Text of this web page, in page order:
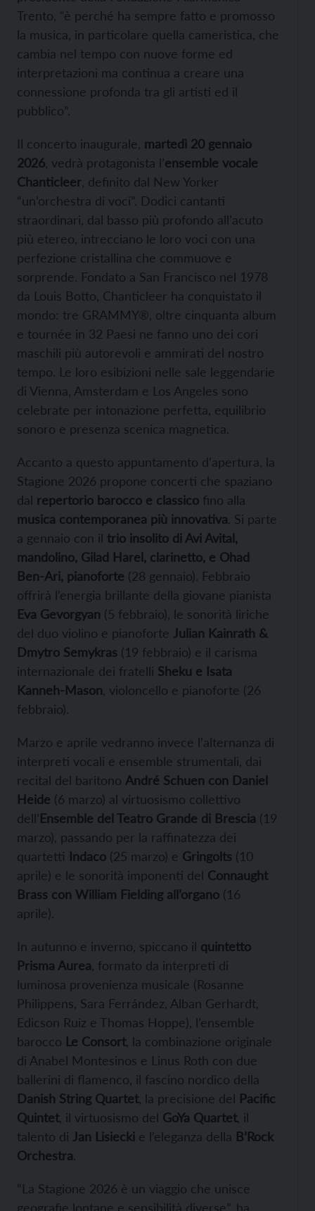
Trento, “è perché ha sempre fatto e promosso
la musica, in particolare quella cameristica, che
cambia nel tempo con nuove forme ed
interpretazioni ma continua a creare una
connessione profonda tra gli artisti ed il
pubblico”.
Il concerto inaugurale, martedì 20 gennaio
2026 , vedrà protagonista l’ensemble vocale
Chanticleer , definito dal New Yorker
“un’orchestra di voci”. Dodici cantanti
straordinari, dal basso più profondo all’acuto
più etereo, intrecciano le loro voci con una
perfezione cristallina che commuove e
sorprende. Fondato a San Francisco nel 1978
da Louis Botto, Chanticleer ha conquistato il
mondo: tre GRAMMY®, oltre cinquanta album
e tournée in 32 Paesi ne fanno uno dei cori
maschili più autorevoli e ammirati del nostro
tempo. Le loro esibizioni nelle sale leggendarie
di Vienna, Amsterdam e Los Angeles sono
celebrate per intonazione perfetta, equilibrio
sonoro e presenza scenica magnetica.
Accanto a questo appuntamento d’apertura, la
Stagione 2026 propone concerti che spaziano
dal repertorio barocco e classico fino alla
musica contemporanea più innovativa. Si parte
a gennaio con il trio insolito di Avi Avital,
mandolino, Gilad Harel, clarinetto, e Ohad
Ben-Ari, pianoforte (28 gennaio). Febbraio
offrirà l’energia brillante della giovane pianista
Eva Gevorgyan (5 febbraio), le sonorità liriche
del duo violino e pianoforte Julian Kainrath &
Dmytro Semykras (19 febbraio) e il carisma
internazionale dei fratelli Sheku e Isata
Kanneh-Mason , violoncello e pianoforte (26
febbraio).
Marzo e aprile vedranno invece l’alternanza di
interpreti vocali e ensemble strumentali, dai
recital del baritono André Schuen con Daniel
Heide (6 marzo) al virtuosismo collettivo
dell’Ensemble del Teatro Grande di Brescia (19
marzo), passando per la raffinatezza dei
quartetti Indaco (25 marzo) e Gringolts (10
aprile) e le sonorità imponenti del Connaught
Brass con William Fielding all’organo (16
aprile).
In autunno e inverno, spiccano il quintetto
Prisma Aurea , formato da interpreti di
luminosa provenienza musicale (Rosanne
Philippens, Sara Ferrández, Alban Gerhardt,
Edicson Ruiz e Thomas Hoppe), l’ensemble
barocco Le Consort, la combinazione originale
di Anabel Montesinos e Linus Roth con due
ballerini di flamenco, il fascino nordico della
Danish String Quartet, la precisione del Pacific
Quintet, il virtuosismo del GoYa Quartet, il
talento di Jan Lisiecki e l’eleganza della B’Rock
Orchestra.
“La Stagione 2026 è un viaggio che unisce
geografie lontane e sensibilità diverse”, ha